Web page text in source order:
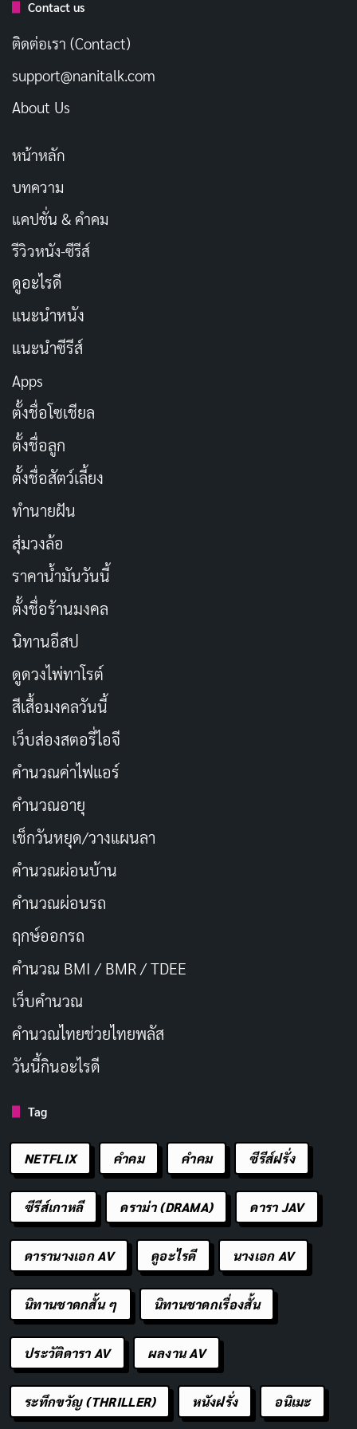
เจ็บแผลร้อนในมากจนไม่สามารถรับประทานอาหาร
และดื่มน้ำได้ตามปกติ แต่ควรอยู่ภายใต้การดูแลของ
อาหารแก้ร้อนใน
มะระ: ผักที่มีคุณสรรพคุณเป็นยาดับกระหาย
ร้อนช่วยถอนพิษไข้ บรรเทาอาการร้อนใน แก้อาการ
อักเสบและเจ็บคอ
ตำลึง: ตำลึงที่เราเห็นขึ้นริมรั้วรอบบ้านบ่อย ๆ นั้น
ช่วยลดไข้และเป็นยาระบายอ่อน ๆ ได้ดี เหมาะสำหรับ
ผู้ที่มีปัญหาท้องผูกอย่างมากทีเดียว
ดอกแค: ดอกแคแหล่งของวิตามินซีสูง มีฤทธิ์เย็นโดย
จะช่วยรักษาอาการร้อนใน ช่วยลดน้ำมูก ลดไข้และ
แตงกวา : ผักที่มีน้ำเป็นส่วนประกอบสูง หากเรารับ
ประทานอาหารที่มีน้ำมาก ๆ ก็ย่อมช่วยให้อุณหภูมิ
ภายในร่างกายลดลงได้เช่นเดียวกัน
ปวยเล้ง
กระหายและช่วยขับร้อนได้เป็นอย่างดี
ใบบัวบก: ผักที่มีฤทธิ์เย็น มีส่วนช่วยลดความร้อน
ภายในร่างกาย นอกจากทานแบบสด ๆ โดยอาจนำมา
คั้นน้ำดื่มแล้ว ยังสามารถหาซื้อในรูปแบบแคปซูลมารับ
ถอนพิษ ขับร้อนภายในร่างกาย ช่วยกำจัดเสมหะ ขับ
ปัสสาวะ บำบัดอาการบวมน้ำ
ร้อนภายในร่างกายและทำให้แผลร้อนยุบเร็วขึ้น
ได้อย่างหลากหลาย มีสรรพคุณช่วยลดความร้อนลงได้
สะเดา : ผักสมุนไพรไทยที่มีสรรพคุณช่วยดับพิษร้อน
ลดอาการร้อนในภายในร่างกาย โดยเฉพาะยอดอ่อน
และดอกที่หลายคนนิยมนำมาลวกจิ้มน้ำพริกทานบ่อย
ๆ นับเป็นยาสมุนไพรที่มีฤทธิ์ช่วยขับร้อนได้เป็นอย่างดี
ทีเดียว
ส้มโอ: ผลไม้ที่มีคุณสมบัติในการขับถ่าย ขับล้างสาร
พิษ บรรเทาอาการท้องอืด ช่วยระบายความร้อนและ
ถอนพิษได้
มะเฟือง: มีสรรคุณช่วยลดความร้อนในร่างกาย ช่วย
แก้อาการปวดศีรษะ บรรเทาอาการไอ และรักษานิ่วใน
กระเพาะปัสสาวะ แต่ไม่เหมาะในผู้ป่วยโรคไต
Contact us
ติดต่อเรา (Contact)
support@nanitalk.com
About Us
หน้าหลัก
บทความ
แคปชั่น & คำคม
รีวิวหนัง-ซีรีส์
ดูอะไรดี
แนะนำหนัง
แนะนำซีรีส์
Apps
ตั้งชื่อโซเชียล
ตั้งชื่อลูก
ตั้งชื่อสัตว์เลี้ยง
ทำนายฝัน
สุ่มวงล้อ
ราคาน้ำมันวันนี้
ตั้งชื่อร้านมงคล
นิทานอีสป
ดูดวงไพ่ทาโรต์
สีเสื้อมงคลวันนี้
เว็บส่องสตอรี่ไอจี
คำนวณค่าไฟแอร์
คำนวณอายุ
เช็กวันหยุด/วางแผนลา
คำนวณผ่อนบ้าน
คำนวณผ่อนรถ
ฤกษ์ออกรถ
คำนวณ BMI / BMR / TDEE
เว็บคํานวณ
คํานวณไทยช่วยไทยพลัส
วันนี้กินอะไรดี
Tag
NETFLIX คำคม คําคม ซีรีส์ฝรั่ง
ซีรีส์เกาหลี ดราม่า (DRAMA) ดารา JAV
ดารานางเอก AV ดูอะไรดี นางเอก AV
นิทานชาดกสั้น ๆ นิทานชาดกเรื่องสั้น
ประวัติดารา AV ผลงาน AV
ระทึกขวัญ (THRILLER) หนังฝรั่ง อนิเมะ